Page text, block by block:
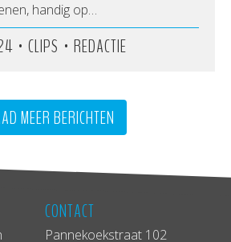
handig op…
• CLIPS • REDACTIE
MEER BERICHTEN
CONTACT
Pannekoekstraat 102